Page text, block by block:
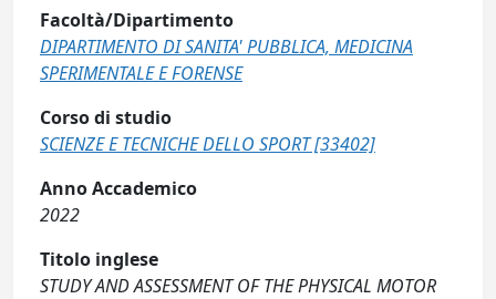
Facoltà/Dipartimento
DIPARTIMENTO DI SANITA' PUBBLICA, MEDICINA
SPERIMENTALE E FORENSE
Corso di studio
SCIENZE E TECNICHE DELLO SPORT [33402]
Anno Accademico
2022
Titolo inglese
STUDY AND ASSESSMENT OF THE PHYSICAL MOTOR